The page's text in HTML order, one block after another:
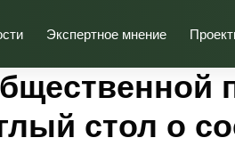
Экспертное мнение
стол о